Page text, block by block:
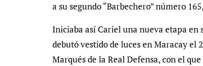
a su segundo “Barbechero” número
Iniciaba así Cariel una nueva etapa en
debutó vestido de luces en Maracay el
Marqués de la Real Defensa, con el